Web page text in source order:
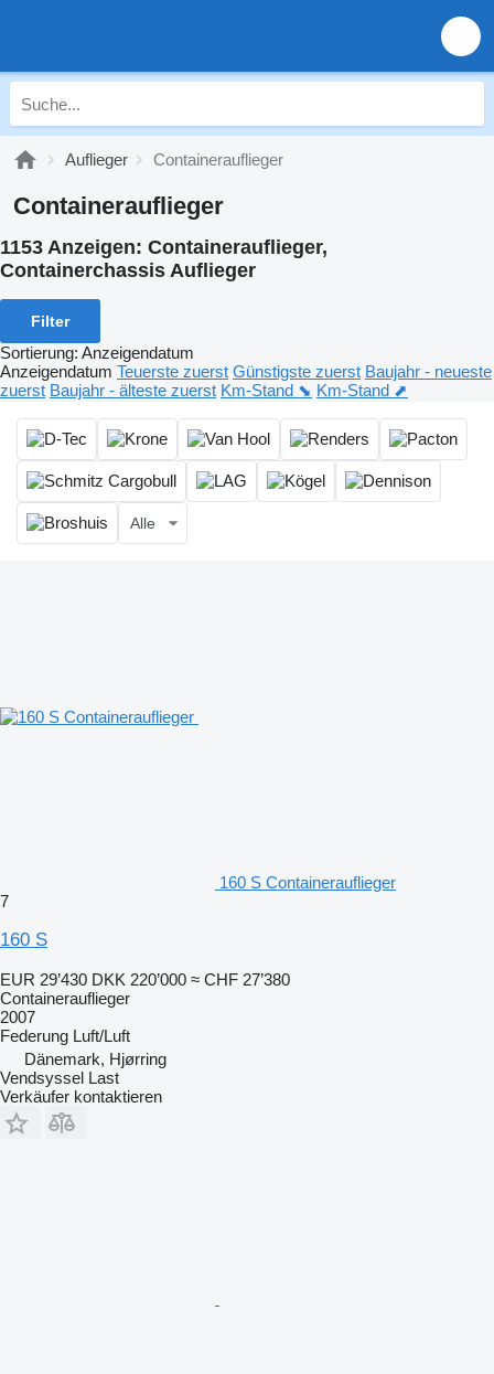
Auflieger Containerauflieger
Containerauflieger
1153 Anzeigen: Containerauflieger,
Containerchassis Auflieger
Filter
Sortierung: Anzeigendatum
Anzeigendatum Teuerste zuerst Günstigste zuerst Baujahr - neueste
zuerst Baujahr - älteste zuerst Km-Stand ⬊ Km-Stand ⬈
Alle
160 S Containerauflieger
7
160 S
EUR 29’430 DKK 220’000 ≈ CHF 27’380
Containerauflieger
2007
Federung Luft/Luft
Dänemark, Hjørring
Vendsyssel Last
Verkäufer kontaktieren